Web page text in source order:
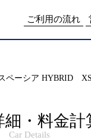
include/
ご利用の流れ
ペーシア HYBRID
細・料金計
Car Details